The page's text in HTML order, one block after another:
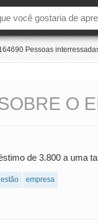
Pessoas
O
de 3.800 a uma
empresa